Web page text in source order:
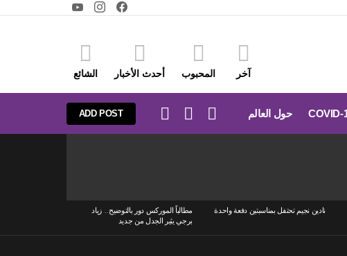
آخر المحبوب أحدث الأخبار الشائع
COVID- حول العالم
SWITCH
SKIN
SEARCH
LOGIN
ADD POST
نادين نجيم تحتفل بمناسبتين دفعة واحدة
مطالباً الموركس دور بالتوضيح.. زياد
برجي يثير الجدل من جديد